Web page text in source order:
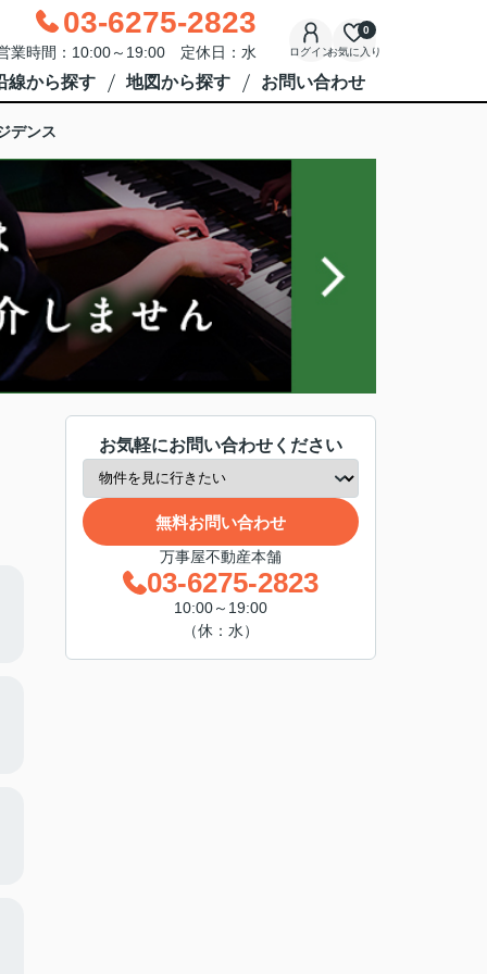
03-6275-2823
業時間：10:00～19:00 定休日：水 ログインお気に入り
0
線から探す 地図から探す お問い合わせ
デンス
お気軽にお問い合わせください
無料お問い合わせ
万事屋不動産本舗
03-6275-2823
10:00～19:00
（休：水）